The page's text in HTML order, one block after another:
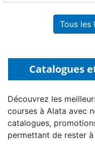
Tous les
Catalogues
Découvrez les
courses à Alata avec
catalogues,
permettant de rester